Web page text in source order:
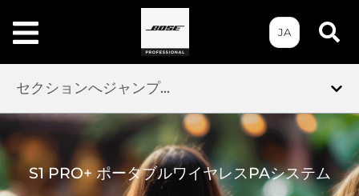
JA
セクションへジャンプ...
S1 PRO+ ポータブルワイヤレスPAシステム